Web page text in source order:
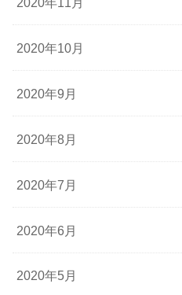
2020年10月
2020年9月
2020年8月
2020年7月
2020年6月
2020年5月